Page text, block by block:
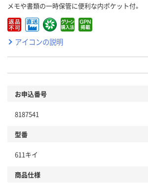
メモや書類の一時保管に便利な内ポケット付。
アイコンの説明
お申込番号
8187541
型番
611キイ
商品仕様